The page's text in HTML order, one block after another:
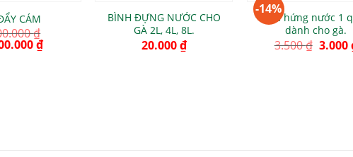
CÁM
₫
₫
BÌNH ĐỰNG NƯỚC CHO
GÀ 2L, 4L, 8L.
20.000₫
-14%
Cốc hứng nước 1
dành cho gà.
3.500₫ 3.000